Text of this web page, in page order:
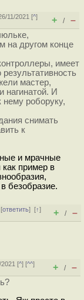
11/2021 [^]
+ / –
на другом конце
имеет
мастер,
нагинатой. И
нему роборуку,
снимать
к
и мрачные
пример в
безобразие.
ответить][↑]
+ / –
2021 [^] [^^]
+ / –